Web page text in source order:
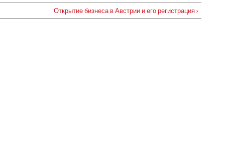
Открытие бизнеса в Австрии и его регистрация ›